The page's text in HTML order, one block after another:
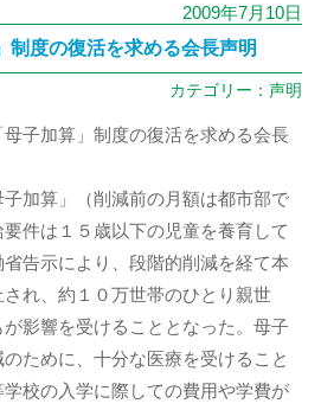
2009年7月10日
制度の復活を求める会長声明
カテゴリー： 声明
」制度の復活を求める会長
加算」（削減前の月額は都市部で
件は１５歳以下の児童を養育して
告示により、段階的削減を経て本
れ、約１０万世帯のひとり親世
影響を受けることとなった。母子
ために、十分な医療を受けること
校の入学に際しての費用や学費が